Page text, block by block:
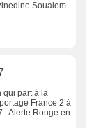
Soualem
qui part à la
France 2 à
: Alerte Rouge en